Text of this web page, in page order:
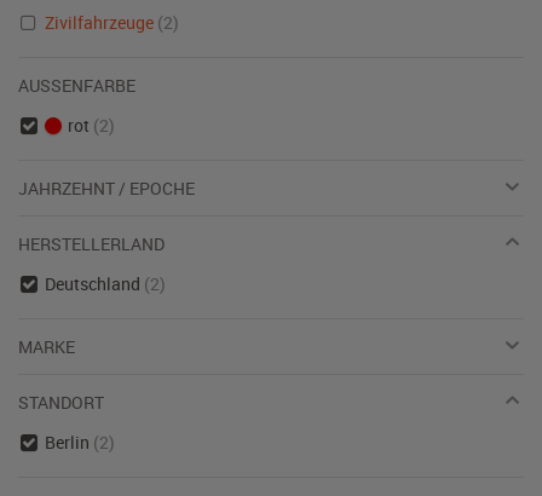
Zivilfahrzeuge (2)
AUSSENFARBE
rot (2)
JAHRZEHNT / EPOCHE
HERSTELLERLAND
Deutschland (2)
MARKE
STANDORT
Berlin (2)